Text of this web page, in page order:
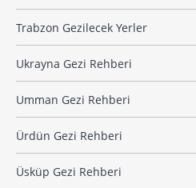
Trabzon Gezilecek Yerler
Ukrayna Gezi Rehberi
Umman Gezi Rehberi
Ürdün Gezi Rehberi
Üsküp Gezi Rehberi